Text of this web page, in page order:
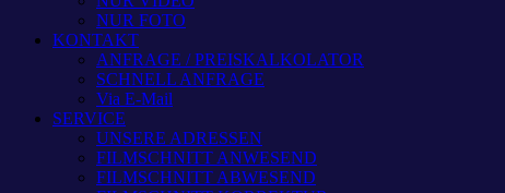
NUR FOTO
KONTAKT
ANFRAGE / PREISKALKOLATOR
SCHNELL ANFRAGE
Via E-Mail
SERVICE
UNSERE ADRESSEN
FILMSCHNITT ANWESEND
FILMSCHNITT ABWESEND